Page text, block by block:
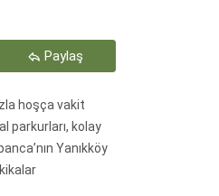
Paylaş
hoşça vakit
parkurları, kolay
Yanıkköy